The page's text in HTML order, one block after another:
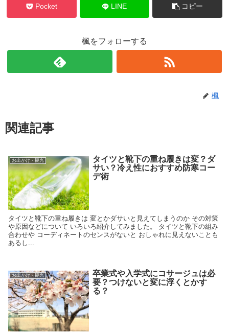
Pocket LINE コピー
楓をフォローする
楓
関連記事
お出かけ・観光
タイツと靴下の重ね履きは変？ダ
サい？冷え性におすすめ防寒コー
デ術
タイツと靴下の重ね履きは 変とかダサいと見えてしまうのか その対策
や原因などについて いろいろ紹介してみました。 タイツと靴下の組み
合わせや コーディネートのセンスがないと おしゃれに見えないことも
あるし...
お出かけ・観光
卒業式や入学式にコサージュは必
要？つけないと変に浮くとかす
る？